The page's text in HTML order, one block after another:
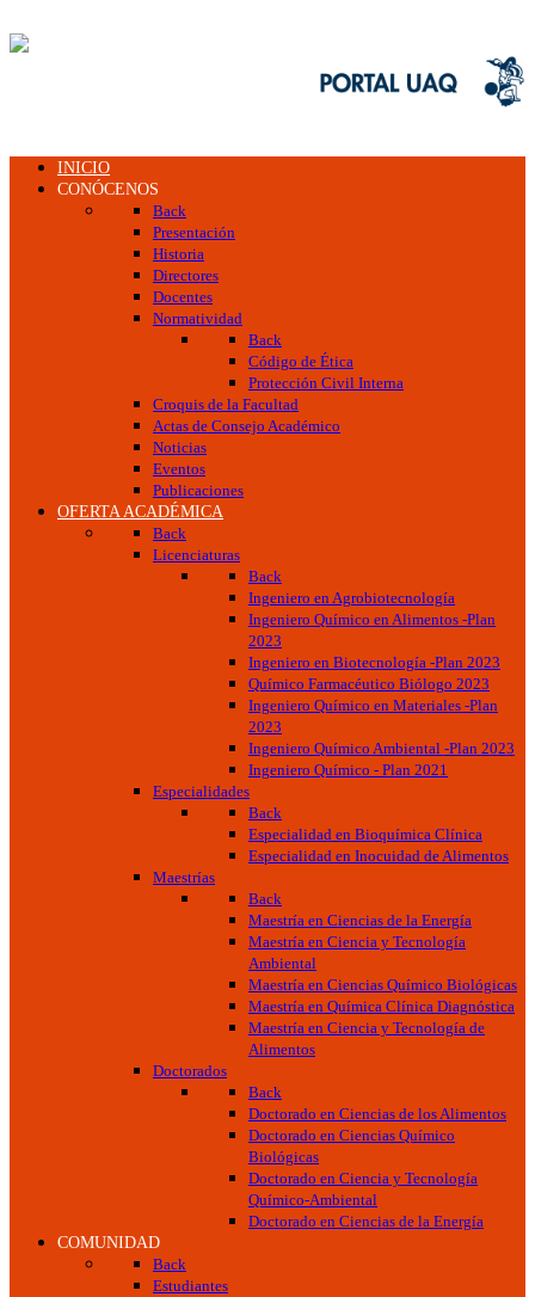
INICIO
CONÓCENOS
Back
Presentación
Historia
Directores
Docentes
Normatividad
Back
Código de Ética
Protección Civil Interna
Croquis de la Facultad
Actas de Consejo Académico
Noticias
Eventos
Publicaciones
OFERTA ACADÉMICA
Back
Licenciaturas
Back
Ingeniero en Agrobiotecnología
Ingeniero Químico en Alimentos -Plan
2023
Ingeniero en Biotecnología -Plan 2023
Químico Farmacéutico Biólogo 2023
Ingeniero Químico en Materiales -Plan
2023
Ingeniero Químico Ambiental -Plan 2023
Ingeniero Químico - Plan 2021
Especialidades
Back
Especialidad en Bioquímica Clínica
Especialidad en Inocuidad de Alimentos
Maestrías
Back
Maestría en Ciencias de la Energía
Maestría en Ciencia y Tecnología
Ambiental
Maestría en Ciencias Químico Biológicas
Maestría en Química Clínica Diagnóstica
Maestría en Ciencia y Tecnología de
Alimentos
Doctorados
Back
Doctorado en Ciencias de los Alimentos
Doctorado en Ciencias Químico
Biológicas
Doctorado en Ciencia y Tecnología
Químico-Ambiental
Doctorado en Ciencias de la Energía
COMUNIDAD
Back
Estudiantes